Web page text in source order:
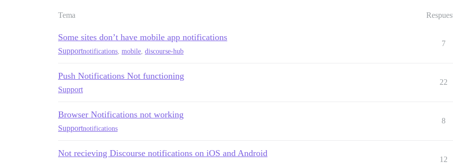
Tema
Some sites don’t have mobile app notifications
Supportnotifications mobile discourse-hub
7
Push Notifications Not functioning
Support
22
Browser Notifications not working
Supportnotifications
8
Not recieving Discourse notifications on iOS and Android
12